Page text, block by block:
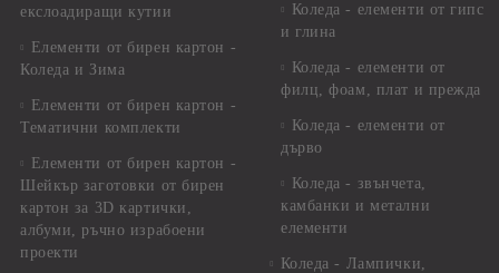
екслоадиращи кутии
Елементи от бирен картон -
Коледа и Зима
Елементи от бирен картон -
Тематични комплекти
Елементи от бирен картон -
Шейкър заготовки от бирен
картон за 3D картички,
албуми, ръчно израбоени
проекти
Коледа - елементи от гипс
и глина
Коледа - елементи от
филц, фоам, плат и прежда
Коледа - елементи от
дърво
Коледа - звънчета,
камбанки и метални
елементи
Коледа - Лампички,